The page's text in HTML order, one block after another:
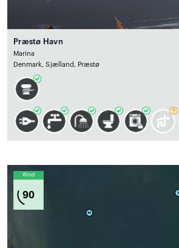
Præstø Havn
Marina
Denmark, Sjælland, Præstø
Wind
90